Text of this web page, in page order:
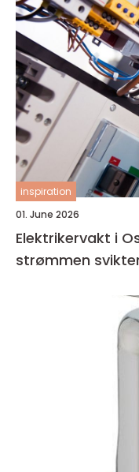
inspiration
01. June 2026
Elektrikervakt i
strømmen